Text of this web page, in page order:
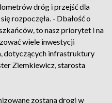
dróg i przejść dla
rozpoczęła. - Dbałość o
to nasz priorytet i na
wiele inwestycji
dotyczących infrastruktury
Ziemkiewicz, starosta
zostaną drogi w